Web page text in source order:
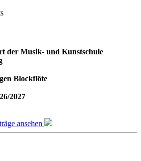
der Musik- und Kunstschule
Blockflöte
2027
ansehen